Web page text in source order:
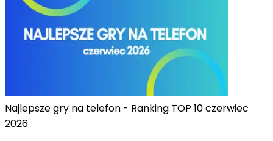
Najlepsze gry na telefon - Ranking TOP 10 czerwiec
2026